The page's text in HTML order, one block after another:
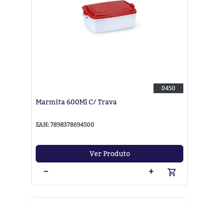
0450
Marmita 600Ml C/ Trava
EAN: 7898378694500
Ver Produto
− +